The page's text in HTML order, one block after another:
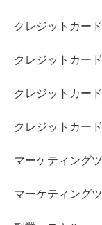
クレジットカー
クレジットカー
クレジットカー
クレジットカー
マーケティング
マーケティング